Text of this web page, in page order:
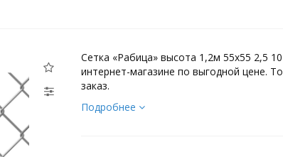
Сетка «Рабица» высота 1,2м 55х55 2,5
интернет-магазине по выгодной цене.
заказ.
Подробнее